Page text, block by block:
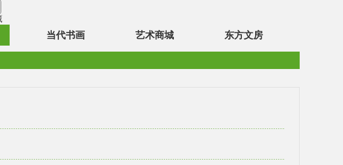
当代书画 艺术商城 东方文房